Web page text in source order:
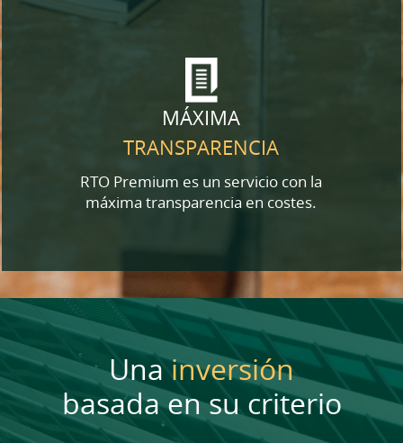
MÁXIMA
TRANSPARENCIA
RTO Premium es un servicio con la
máxima transparencia en costes.
Unainversión
basada en su criterio